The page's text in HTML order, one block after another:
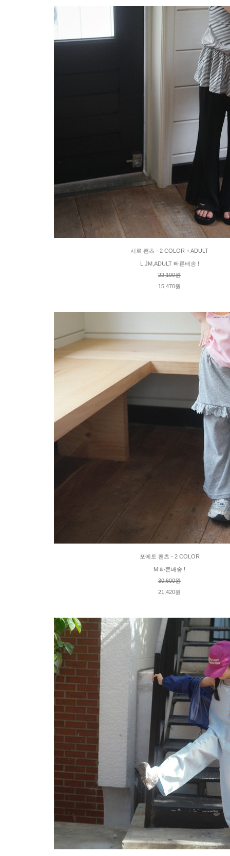
시로 팬츠 - 2 COLOR + ADULT
L,JM,ADULT 빠른배송 !
22,100원
15,470원
포에토 팬츠 - 2 COLOR
M 빠른배송 !
30,600원
21,420원